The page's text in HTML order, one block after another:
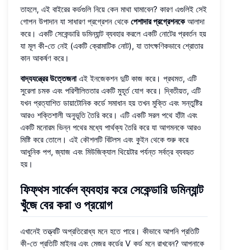
তাহলে, এই বাইরের কর্ডগুলি নিয়ে কেন মাথা ঘামাবেন? কারণ এগুলিই সেই
গোপন উপাদান যা সাধারণ প্রগ্রেশন থেকে পেশাদার প্রগ্রেশনকেআলাদা
করে। একটি সেকেন্ডারি ডমিন্যান্ট ব্যবহার করলে একটি নোটের প্রবর্তন হয়
যা মূল কী-তে নেই (একটি ক্রোমাটিক নোট), যা তাৎক্ষণিকভাবে শ্রোতার
কান আকর্ষণ করে।
বাদ্যযন্ত্রের উত্তেজনাএই ইনজেকশন দুটি কাজ করে। প্রথমত, এটি
সুরেলা চমক এবং পরিশীলিততার একটি মুহূর্ত যোগ করে। দ্বিতীয়ত, এটি
যখন প্রত্যাশিত ডায়াটোনিক কর্ডে সমাধান হয় তখন মুক্তি এবং সন্তুষ্টির
আরও শক্তিশালী অনুভূতি তৈরি করে। এটি একটি সরল পথে হাঁটা এবং
একটি মনোরম ভিন্ন পথের মধ্যে পার্থক্য তৈরি করে যা আগমনকে আরও
মিষ্টি করে তোলে। এই কৌশলটি বিটলস এবং কুইন থেকে শুরু করে
আধুনিক পপ, জ্যাজ এবং মিউজিক্যাল থিয়েটার পর্যন্ত সর্বত্র ব্যবহৃত
হয়।
ফিফ্থস সার্কেল ব্যবহার করে সেকেন্ডারি ডমিন্যান্ট
খুঁজে বের করা ও প্রয়োগ
এখানেই তত্ত্বটি অপ্রতিরোধ্য মনে হতে পারে। কীভাবে আপনি প্রতিটি
কী-তে প্রতিটি মাইনর এবং মেজর কর্ডের V কর্ড মনে রাখবেন? আপনাকে